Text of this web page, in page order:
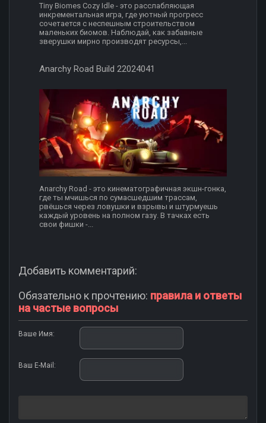
Tiny Biomes Cozy Idle - это расслабляющая
инкрементальная игра, где уютный прогресс
сочетается с неспешным строительством
маленьких биомов. Наблюдай, как забавные
зверушки мирно производят ресурсы,...
Anarchy Road Build 22024041
Anarchy Road - это кинематографичная экшн-гонка,
где ты мчишься по сумасшедшим трассам,
рвёшься через ловушки и взрывы и штурмуешь
каждый уровень на полном газу. В тачках есть
свои фишки -...
Добавить комментарий:
Обязательно к прочтению: правила и ответы
на частые вопросы
Ваше Имя:
Ваш E-Mail: